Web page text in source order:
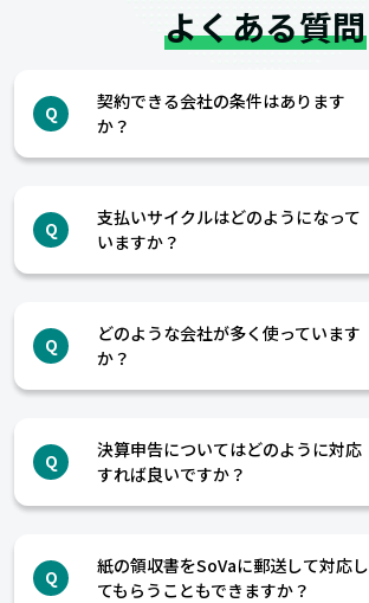
よくある質問
Q
契約できる会社の条件はあります
か？
Q
支払いサイクルはどのようになって
いますか？
Q
どのような会社が多く使っています
か？
Q
決算申告についてはどのように対応
すれば良いですか？
Q
紙の領収書をSoVaに郵送して対応し
てもらうこともできますか？